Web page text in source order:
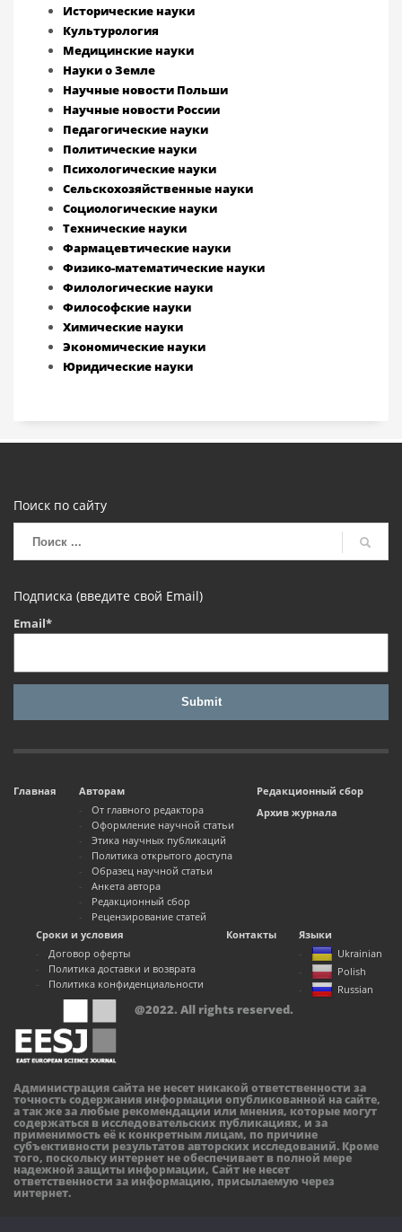
Исторические науки
Культурология
Медицинские науки
Науки о Земле
Научные новости Польши
Научные новости России
Педагогические науки
Политические науки
Психологические науки
Сельскохозяйственные науки
Социологические науки
Технические науки
Фармацевтические науки
Физико-математические науки
Филологические науки
Философские науки
Химические науки
Экономические науки
Юридические науки
Поиск по сайту
Подписка (введите свой Email)
Email*
Главная
Авторам
От главного редактора
Оформление научной статьи
Этика научных публикаций
Политика открытого доступа
Образец научной статьи
Анкета автора
Редакционный сбор
Рецензирование статей
Редакционный сбор
Архив журнала
Сроки и условия
Договор оферты
Политика доставки и возврата
Политика конфиденциальности
Контакты
Языки
Ukrainian
Polish
Russian
@2022. All rights reserved.
Администрация сайта не несет никакой ответственности за
точность содержания информации опубликованной на сайте,
а так же за любые рекомендации или мнения, которые могут
содержаться в исследовательских публикациях, и за
применимость её к конкретным лицам, по причине
субъективности результатов авторских исследований. Кроме
того, поскольку интернет не обеспечивает в полной мере
надежной защиты информации, Сайт не несет
ответственности за информацию, присылаемую через
интернет.